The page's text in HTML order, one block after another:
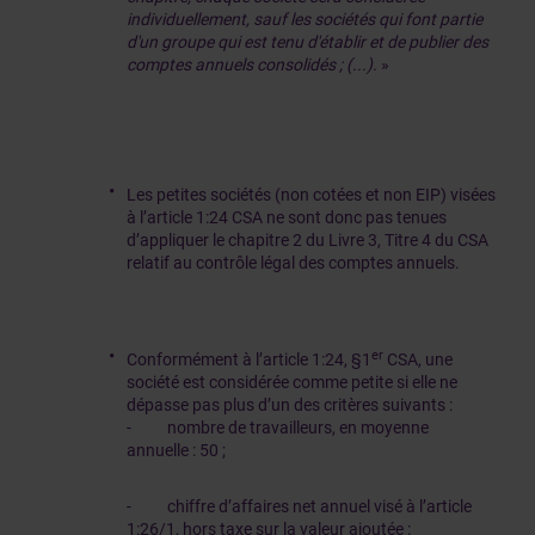
individuellement, sauf les sociétés qui font partie
d'un groupe qui est tenu d'établir et de publier des
comptes annuels consolidés ; (...). »
Les petites sociétés (non cotées et non EIP) visées
à l’article 1:24 CSA ne sont donc pas tenues
d’appliquer le chapitre 2 du Livre 3, Titre 4 du CSA
relatif au contrôle légal des comptes annuels.
Conformément à l’article 1:24, §1 er CSA, une
société est considérée comme petite si elle ne
dépasse pas plus d’un des critères suivants :
- nombre de travailleurs, en moyenne
annuelle : 50 ;
- chiffre d’affaires net annuel visé à l’article
1:26/1, hors taxe sur la valeur ajoutée :